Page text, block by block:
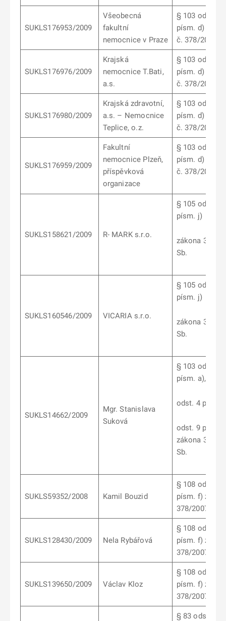
SUKLS176953/2009
Všeobecná
fakultní
nemocnice v Praze
§ 103 odst. 5
písm. d) zák.
č. 378/2007
SUKLS176976/2009
Krajská
nemocnice T.Bati,
a.s.
§ 103 odst. 5
písm. d) zák.
č. 378/2007
SUKLS176980/2009
Krajská zdravotní,
a.s. – Nemocnice
Teplice, o.z.
§ 103 odst. 5
písm. d) zák.
č. 378/2007
SUKLS176959/2009
Fakultní
nemocnice Plzeň,
příspěvková
organizace
§ 103 odst. 5
písm. d) zák.
č. 378/2007
SUKLS158621/2009 R- MARK s.r.o.
§ 105 odst. 2
písm. j)
zákona 378/
Sb.
SUKLS160546/2009 VICARIA s.r.o.
§ 105 odst. 2
písm. j)
zákona 378/
Sb.
SUKLS14662/2009
Mgr. Stanislava
Suková
§ 103 odst. 7
písm. a), b),
odst. 4 písm.
odst. 9 písm
zákona 378/
Sb.
SUKLS59352/2008 Kamil Bouzid
§ 108 odst. 1
písm. f)
378/2007 Sb.
SUKLS128430/2009 Nela Rybářová
§ 108 odst. 1
písm. f)
378/2007 Sb.
SUKLS139650/2009 Václav Kloz
§ 108 odst. 1
písm. f)
378/2007 Sb.
§ 83 odst. 5